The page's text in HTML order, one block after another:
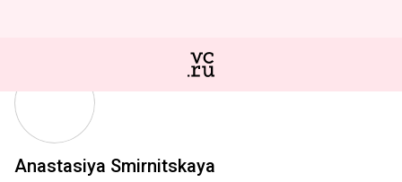
Anastasiya Smirnitskaya